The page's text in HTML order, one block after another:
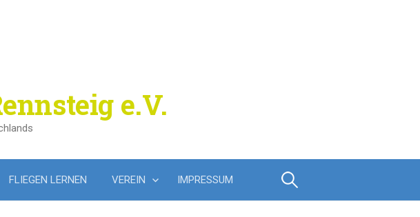
e.V.
FLIEGEN LERNEN VEREIN IMPRESSUM Suchen